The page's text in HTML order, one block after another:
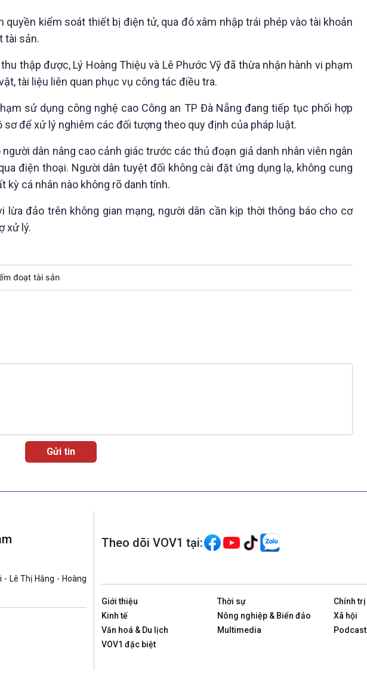
kiểm soát thiết bị điện tử, qua đó xâm nhập trái phép vào tài khoản
tài sản.
thập được, Lý Hoàng Thiệu và Lê Phước Vỹ đã thừa nhận hành vi phạm
tài liệu liên quan phục vụ công tác điều tra.
sử dụng công nghệ cao Công an TP Đà Nẵng đang tiếp tục phối hợp
để xử lý nghiêm các đối tượng theo quy định của pháp luật.
dân nâng cao cảnh giác trước các thủ đoạn giả danh nhân viên ngân
điện thoại. Người dân tuyệt đối không cài đặt ứng dụng lạ, không cung
kỳ cá nhân nào không rõ danh tính.
lừa đảo trên không gian mạng, người dân cần kịp thời thông báo cho cơ
xử lý.
đoạt tài sản
- Lê Thị Hằng - Hoàng
Theo dõi VOV1 tại:
Giới thiệu Thời sự Chính trị
Kinh tế
Nông nghiệp & Biển đảo Xã hội
Văn hoá & Du lịch
Multimedia Podcast
VOV1 đặc biệt